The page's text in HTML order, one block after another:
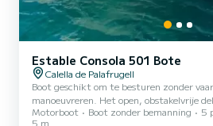
Estable Consola 501 Bote
Calella de Palafrugell
Boot geschikt om te besturen zonder
manoeuvreren. Het open, obstakelvrije
boegsolarium maken het een ideale boot
Motorboot Boot zonder bemanning 5
5 m